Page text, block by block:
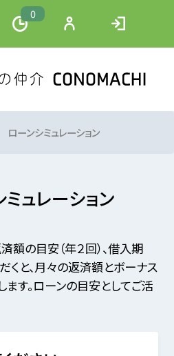
0
ローンシミュレーション
ュレーション
額の目安（年２回）、借入期
くと、月々の返済額とボーナス
す。ローンの目安としてご活